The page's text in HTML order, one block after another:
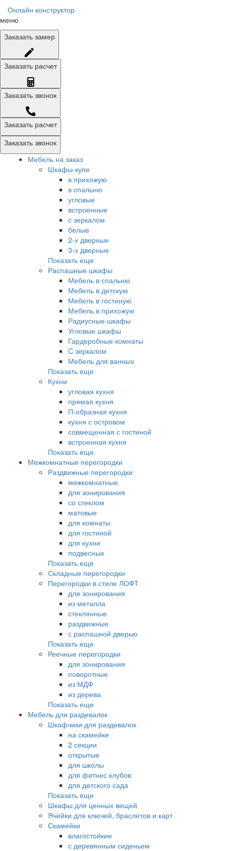
Онлайн конструктор
меню
Заказать замер
Заказать расчет
Заказать звонок
Заказать расчет
Заказать звонок
Мебель на заказ
Шкафы-купе
в прихожую
в спальню
угловые
встроенные
с зеркалом
белые
2-х дверные
3-х дверные
Показать еще
Распашные шкафы
Мебель в спальню
Мебель в детскую
Мебель в гостиную
Мебель в прихожую
Радиусные шкафы
Угловые шкафы
Гардеробные комнаты
C зеркалом
Мебель для ванных
Показать еще
Кухни
угловая кухня
прямая кухня
П-образная кухня
кухня с островом
совмещенная с гостиной
встроенная кухня
Показать еще
Межкомнатные перегородки
Раздвижные перегородки
межкомнатные
для зонирования
со стеклом
матовые
для комнаты
для гостиной
для кухни
подвесные
Показать еще
Складные перегородки
Перегородки в стиле ЛОФТ
для зонирования
из металла
стеклянные
раздвижные
с распашной дверью
Показать еще
Реечные перегородки
для зонирования
поворотные
из МДФ
из дерева
Показать еще
Мебель для раздевалок
Шкафчики для раздевалок
на скамейке
2 секции
открытые
для школы
для фитнес клубов
для детского сада
Показать еще
Шкафы для ценных вещей
Ячейки для ключей, браслетов и карт
Скамейки
влагостойкие
с деревянным сиденьем